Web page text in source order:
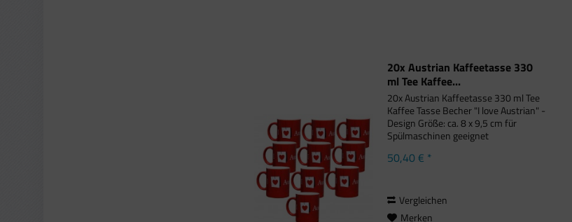
20x Austrian Kaffeetasse 330
ml Tee Kaffee...
20x Austrian Kaffeetasse 330 ml Tee
Kaffee Tasse Becher "I love Austrian" -
Design Größe: ca. 8 x 9,5 cm für
Spülmaschinen geeignet
50,40 € *
Vergleichen
Merken